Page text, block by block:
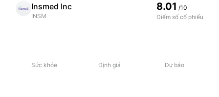
Insmed Inc
INSM
8.01 /10
Điểm số cổ phiếu
Sức khỏe Định giá Dự báo